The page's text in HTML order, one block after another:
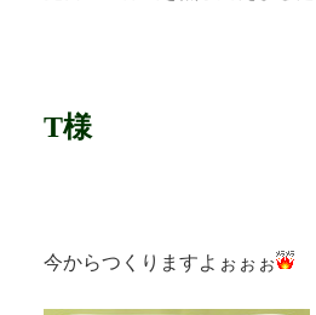
T様
今からつくりますよぉぉぉ